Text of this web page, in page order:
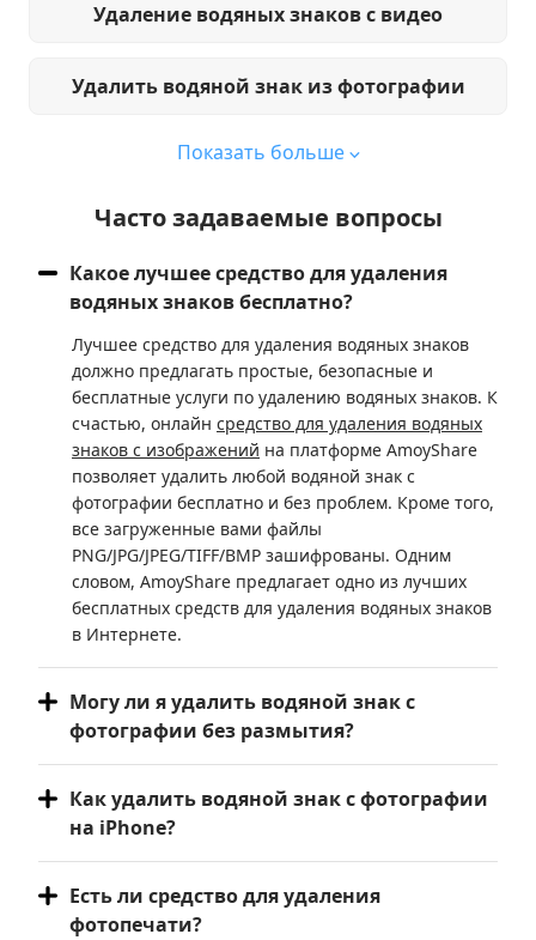
Удаление водяных знаков с видео
Удалить водяной знак из фотографии
Показать больше
Часто задаваемые вопросы
Какое лучшее средство для удаления
водяных знаков бесплатно?
Лучшее средство для удаления водяных знаков
должно предлагать простые, безопасные и
бесплатные услуги по удалению водяных знаков. К
счастью, онлайн средство для удаления водяных
знаков с изображений на платформе AmoyShare
позволяет удалить любой водяной знак с
фотографии бесплатно и без проблем. Кроме того,
все загруженные вами файлы
PNG/JPG/JPEG/TIFF/BMP зашифрованы. Одним
словом, AmoyShare предлагает одно из лучших
бесплатных средств для удаления водяных знаков
в Интернете.
Могу ли я удалить водяной знак с
фотографии без размытия?
Как удалить водяной знак с фотографии
на iPhone?
Есть ли средство для удаления
фотопечати?